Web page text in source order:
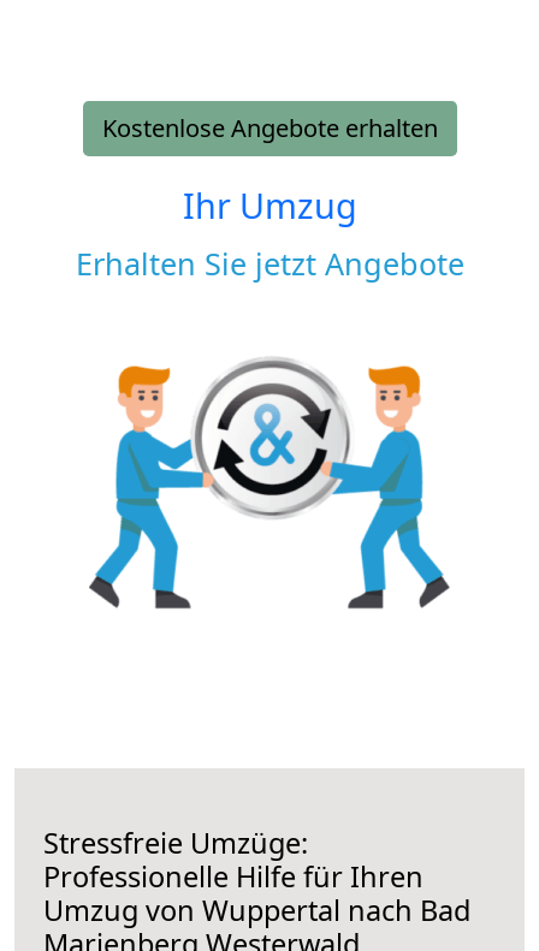
Kostenlose Angebote erhalten
Ihr Umzug
Erhalten Sie jetzt Angebote
Stressfreie Umzüge:
Professionelle Hilfe für Ihren
Umzug von Wuppertal nach Bad